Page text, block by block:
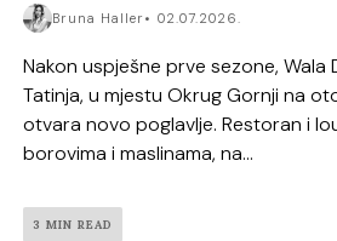
Bruna Haller 02.07.2026.
Nakon uspješne prve sezone, Wala
Tatinja, u mjestu Okrug Gornji na
otvara novo poglavlje. Restoran i
borovima i maslinama, na...
3 MIN READ